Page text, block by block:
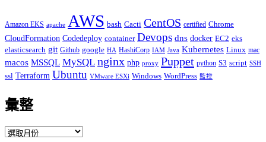
Amazon EKS apache AWS bash Cacti CentOS certified Chrome
CloudFormation Codedeploy container Devops dns docker EC2 eks
elasticsearch git Github google HA HashiCorp IAM Java Kubernetes Linux mac
macos MSSQL MySQL nginx php proxy Puppet python S3 script SSH
ssl Terraform Ubuntu VMware ESXi Windows WordPress 監控
彙整
彙